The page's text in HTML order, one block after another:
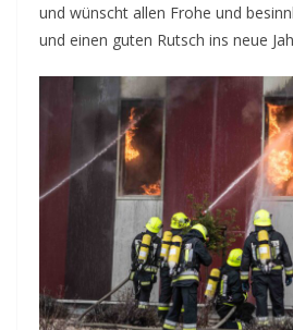
und wünscht allen Frohe und
und einen guten Rutsch ins neue